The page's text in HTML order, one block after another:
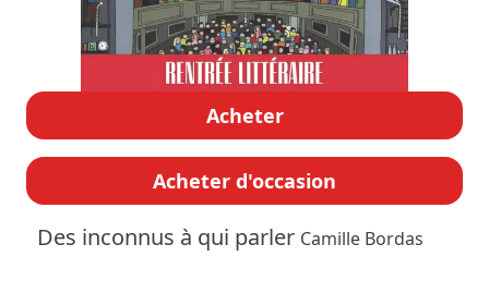
Acheter
Acheter d'occasion
Des inconnus à qui parler Camille Bordas